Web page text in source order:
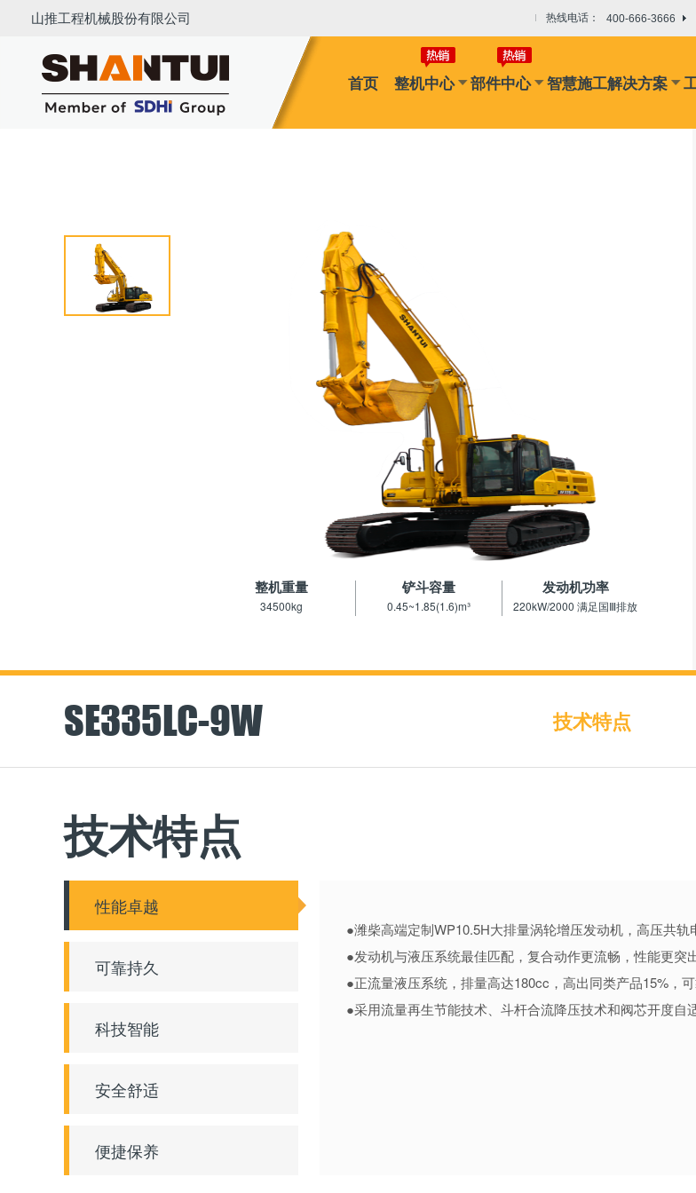
山推工程机械股份有限公司 热线电话： 400-666-3666
首页 整机中心 部件中心 智慧施工解决方案
整机重量
34500kg
铲斗容量
0.45~1.85(1.6)m³
发动机功率
220kW/2000 满足国Ⅲ排放
SE335LC-9W 技术特点
技术特点
性能卓越
可靠持久
科技智能
安全舒适
便捷保养
●潍柴高端定制WP10.5H大排量涡轮增压发动机，高压共
●发动机与液压系统最佳匹配，复合动作更流畅，性能更突出
●正流量液压系统，排量高达180cc，高出同类产品15%，可
●采用流量再生节能技术、斗杆合流降压技术和阀芯开度自